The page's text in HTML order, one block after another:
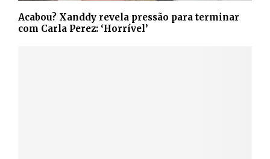
Acabou? Xanddy revela pressão para terminar
com Carla Perez: ‘Horrível’